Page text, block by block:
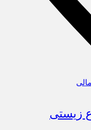
زیستی